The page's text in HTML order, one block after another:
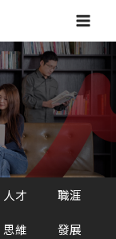
Main
人才
思維
職涯
發展